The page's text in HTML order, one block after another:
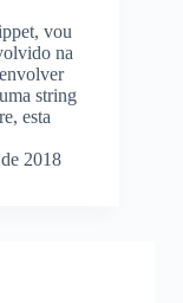
vou
na
string
esta
2018